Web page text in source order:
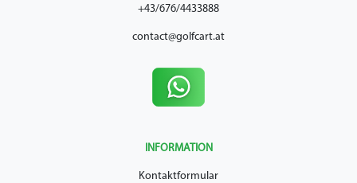
+43/676/4433888
contact@golfcart.at
INFORMATION
Kontaktformular